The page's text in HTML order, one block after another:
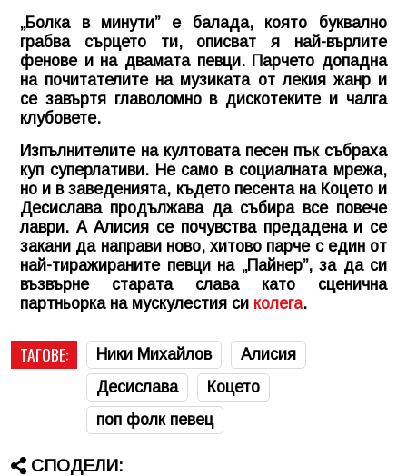
„Болка в минути” е балада, която буквално
грабва сърцето ти, описват я най-върлите
фенове и на двамата певци. Парчето допадна
на почитателите на музиката от лекия жанр и
се завъртя главоломно в дискотеките и чалга
клубовете.
Изпълнителите на култовата песен пък събраха
куп суперлативи. Не само в социалната мрежа,
но и в заведенията, където песента на Коцето и
Десислава продължава да събира все повече
лаври. А Алисия се почувства предадена и се
закани да направи ново, хитово парче с един от
най-тиражираните певци на „Пайнер”, за да си
възвърне старата слава като сценична
партньорка на мускулестия си колега.
ТАГОВЕ: Ники Михайлов
Алисия
Десислава
Коцето
поп фолк певец
СПОДЕЛИ: